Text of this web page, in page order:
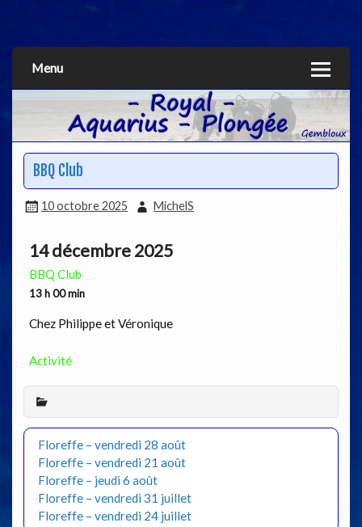
Menu
BBQ Club
10 octobre 2025 MichelS
14 décembre 2025
BBQ Club
13 h 00 min
Chez Philippe et Véronique
Activité
Floreffe – vendredi 28 août
Floreffe – vendredi 21 août
Floreffe – jeudi 6 août
Floreffe – vendredi 31 juillet
Floreffe – vendredi 24 juillet